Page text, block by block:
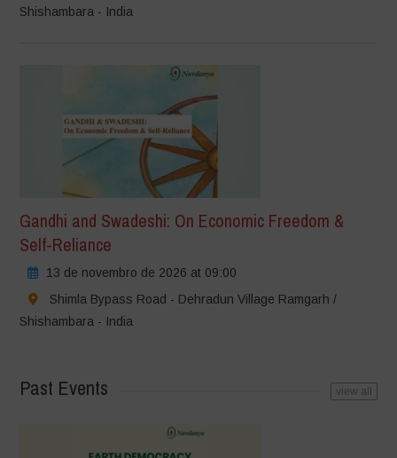
Shishambara - India
Gandhi and Swadeshi: On Economic Freedom &
Self-Reliance
13 de novembro de 2026 at 09:00
Shimla Bypass Road - Dehradun Village Ramgarh /
Shishambara - India
Past Events view all